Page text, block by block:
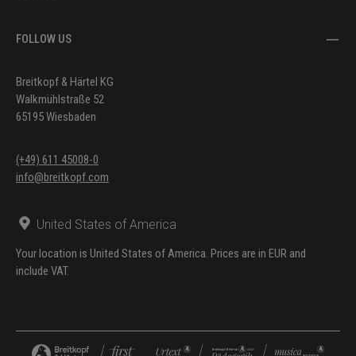
FOLLOW US
Breitkopf & Härtel KG
Walkmühlstraße 52
65195 Wiesbaden
(+49) 611 45008-0
info@breitkopf.com
United States of America
Your location is United States of America. Prices are in EUR and
include VAT.